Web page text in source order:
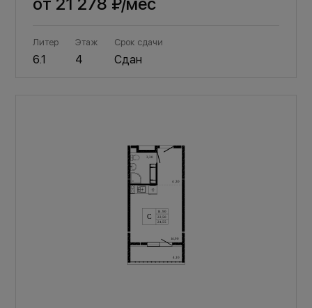
Литер
6.1
Этаж
4
Срок сдачи
Сдан